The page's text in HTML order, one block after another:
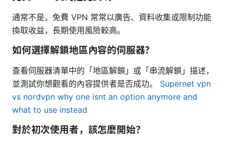
通常不是，免費 VPN 常常以廣告、資料收集或限制功能
換取收益，長期使用風險較高。
如何選擇解鎖地區內容的伺服器？
查看伺服器清單中的「地區解鎖」或「串流解鎖」描述，
並測試你想觀看的內容提供者是否成功。 Supernet vpn
vs nordvpn why one isnt an option anymore and
what to use instead
對於初次使用者，該怎麼開始？